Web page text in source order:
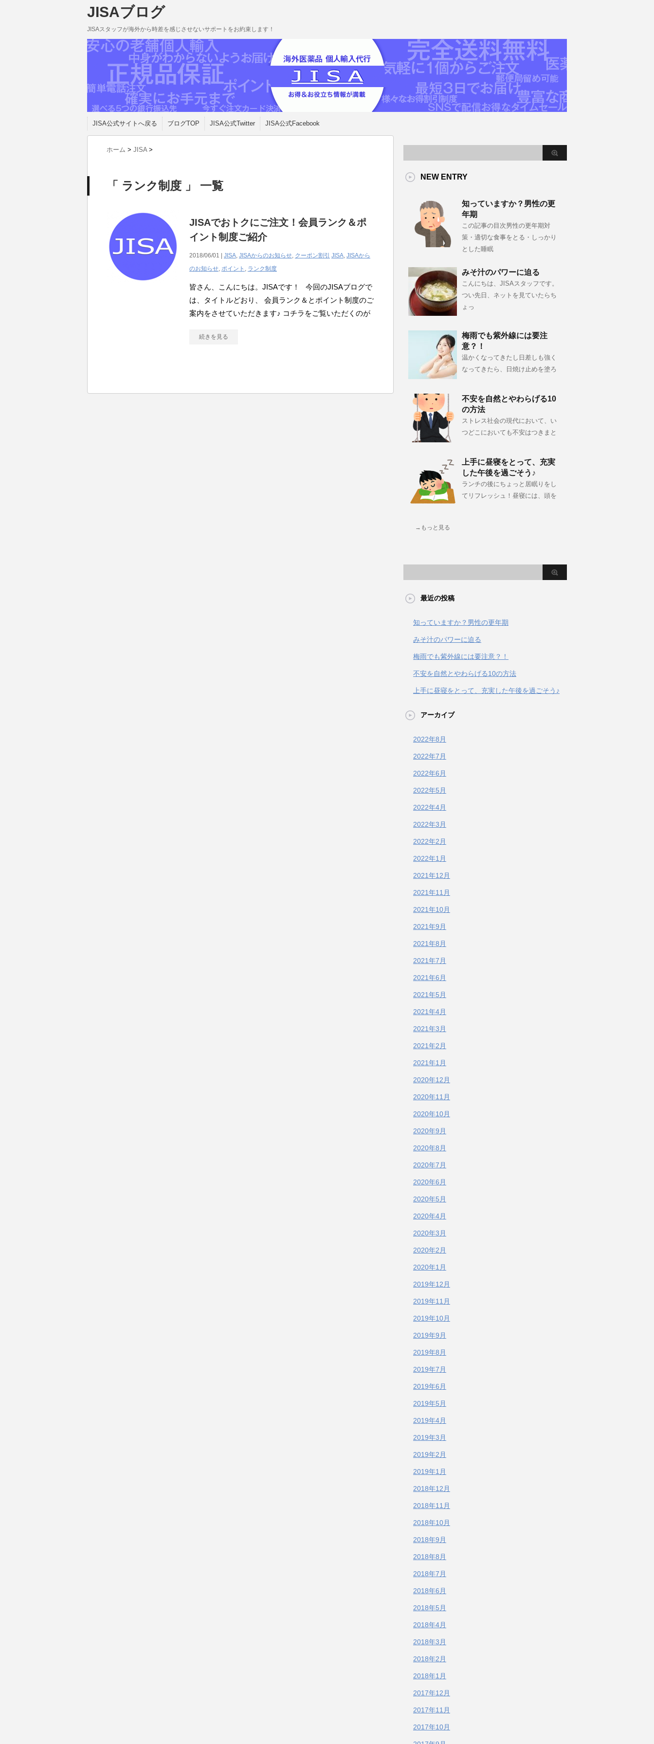
JISAブログ
JISAスタッフが海外から時差を感じさせないサポートをお約束します！
JISA公式サイトへ戻る ブログTOP JISA公式Twitter JISA公式Facebook
ホーム > JISA >
「 ランク制度 」 一覧
JISAでおトクにご注文！会員ランク＆ポ
イント制度ご紹介
2018/06/01 | JISA, JISAからのお知らせ, クーポン割引 JISA, JISAから
のお知らせ, ポイント , ランク制度
皆さん、こんにちは。JISAです！ 今回のJISAブログで
は、タイトルどおり、 会員ランク＆とポイント制度のご
案内をさせていただきます♪ コチラをご覧いただくのが
続きを見る
NEW ENTRY
知っていますか？男性の更
年期
この記事の目次男性の更年期対
策・適切な食事をとる・しっかり
とした睡眠
みそ汁のパワーに迫る
こんにちは、JISAスタッフです。
つい先日、ネットを見ていたらち
ょっ
梅雨でも紫外線には要注
意？！
温かくなってきたし日差しも強く
なってきたら、日焼け止めを塗ろ
不安を自然とやわらげる10
の方法
ストレス社会の現代において、い
つどこにおいても不安はつきまと
上手に昼寝をとって、充実
した午後を過ごそう♪
ランチの後にちょっと居眠りをし
てリフレッシュ！昼寝には、頭を
→もっと見る
最近の投稿
知っていますか？男性の更年期
みそ汁のパワーに迫る
梅雨でも紫外線には要注意？！
不安を自然とやわらげる10の方法
上手に昼寝をとって、充実した午後を過ごそう♪
アーカイブ
2022年8月
2022年7月
2022年6月
2022年5月
2022年4月
2022年3月
2022年2月
2022年1月
2021年12月
2021年11月
2021年10月
2021年9月
2021年8月
2021年7月
2021年6月
2021年5月
2021年4月
2021年3月
2021年2月
2021年1月
2020年12月
2020年11月
2020年10月
2020年9月
2020年8月
2020年7月
2020年6月
2020年5月
2020年4月
2020年3月
2020年2月
2020年1月
2019年12月
2019年11月
2019年10月
2019年9月
2019年8月
2019年7月
2019年6月
2019年5月
2019年4月
2019年3月
2019年2月
2019年1月
2018年12月
2018年11月
2018年10月
2018年9月
2018年8月
2018年7月
2018年6月
2018年5月
2018年4月
2018年3月
2018年2月
2018年1月
2017年12月
2017年11月
2017年10月